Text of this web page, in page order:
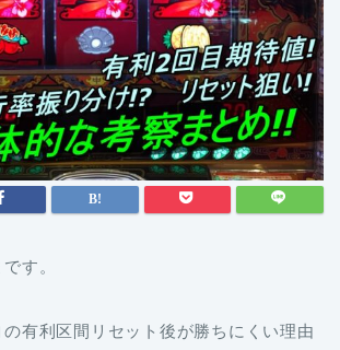
す。
有利区間リセット後が勝ちにくい理由